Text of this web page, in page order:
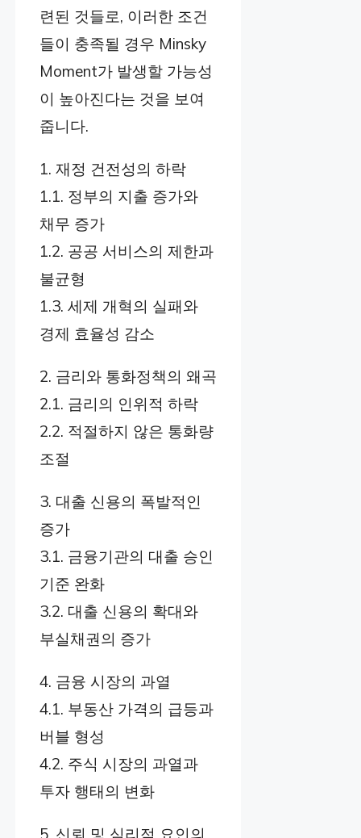
련된 것들로, 이러한 조건
들이 충족될 경우 Minsky
Moment가 발생할 가능성
이 높아진다는 것을 보여
줍니다.
1. 재정 건전성의 하락
1.1. 정부의 지출 증가와
채무 증가
1.2. 공공 서비스의 제한과
불균형
1.3. 세제 개혁의 실패와
경제 효율성 감소
2. 금리와 통화정책의 왜곡
2.1. 금리의 인위적 하락
2.2. 적절하지 않은 통화량
조절
3. 대출 신용의 폭발적인
증가
3.1. 금융기관의 대출 승인
기준 완화
3.2. 대출 신용의 확대와
부실채권의 증가
4. 금융 시장의 과열
4.1. 부동산 가격의 급등과
버블 형성
4.2. 주식 시장의 과열과
투자 행태의 변화